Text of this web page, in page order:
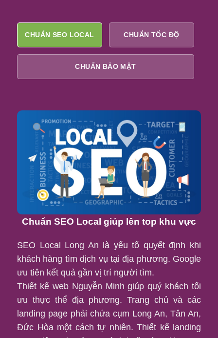
CHUẨN SEO LOCAL CHUẨN TỐC ĐỘ
CHUẨN BẢO MẬT
Chuẩn SEO Local giúp lên top khu vực
SEO Local Long An là yếu tố quyết định khi
khách hàng tìm dịch vụ tại địa phương. Google
ưu tiên kết quả gần vị trí người tìm.
Thiết kế web Nguyễn Minh giúp quý khách tối
ưu thực thể địa phương. Trang chủ và các
landing page phải chứa cụm Long An, Tân An,
Đức Hòa một cách tự nhiên. Thiết kế landing